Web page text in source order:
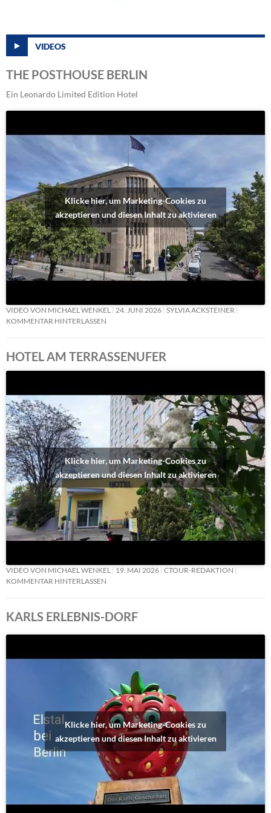
VIDEOS
THE POSTHOUSE BERLIN
Ein Leonardo Limited Edition Hotel
Klicke hier, um Marketing-Cookies zu
akzeptieren und diesen Inhalt zu aktivieren
VIDEO VON MICHAEL WENKEL 24. JUNI 2026 SYLVIA ACKSTEINER
KOMMENTAR HINTERLASSEN
HOTEL AM TERRASSENUFER
Klicke hier, um Marketing-Cookies zu
akzeptieren und diesen Inhalt zu aktivieren
VIDEO VON MICHAEL WENKEL 19. MAI 2026 CTOUR-REDAKTION
KOMMENTAR HINTERLASSEN
KARLS ERLEBNIS-DORF
Klicke hier, um Marketing-Cookies zu
akzeptieren und diesen Inhalt zu aktivieren